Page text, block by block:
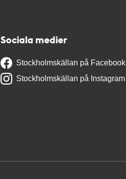
Sociala medier
Stockholmskällan på Facebook
Stockholmskällan på Instagram